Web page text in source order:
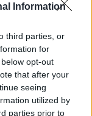
Information
third parties, or
for
opt-out
that after your
seeing
utilized by
parties prior to